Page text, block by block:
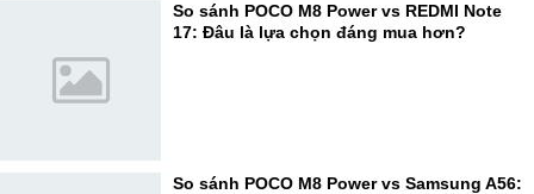
So sánh POCO M8 Power vs REDMI Note
17: Đâu là lựa chọn đáng mua hơn?
So sánh POCO M8 Power vs Samsung A56: